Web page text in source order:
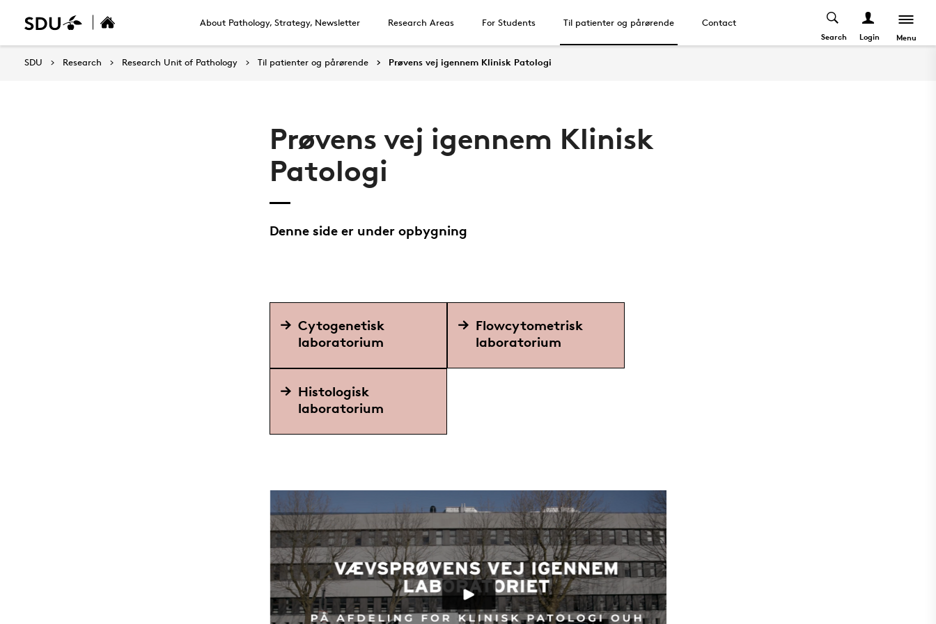
About Pathology, Strategy, Newsletter Research Areas For Students Til patienter og pårørende Contact
Search Login Menu
SDU Research Research Unit of Pathology Til patienter og pårørende Prøvens vej igennem Klinisk Patologi
Prøvens vej igennem Klinisk
Patologi
Denne side er under opbygning
Cytogenetisk
laboratorium
Flowcytometrisk
laboratorium
Histologisk
laboratorium